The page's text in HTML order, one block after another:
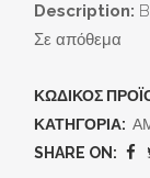
Description:
Σε απόθεμα
ΚΩΔΙΚΌΣ
ΚΑΤΗΓΟΡΊΑ:
SHARE ON: